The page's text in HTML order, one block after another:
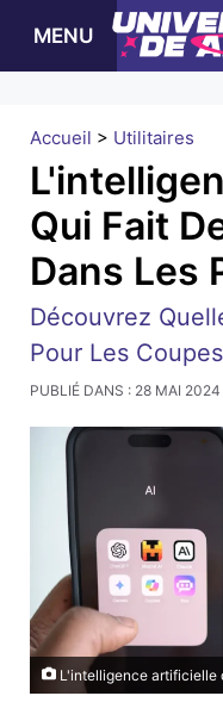
MENU
Accueil > Utilitaires
Qui Fait
Dans Les
Découvrez
Pour Les
PUBLIÉ DANS : 28 MAI 2024
L'intelligence artificielle